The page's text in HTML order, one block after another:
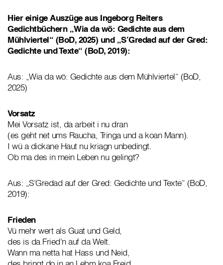
Hier einige Auszüge aus Ingeborg Reiters
Gedichtbüchern „Wia da wö: Gedichte aus dem
Mühlviertel“ (BoD, 2025) und „S’Gredad auf der Gred:
Gedichte und Texte“ (BoD, 2019):
Aus: „Wia da wö: Gedichte aus dem Mühlviertel“ (BoD,
2025)
Vorsatz
Mei Vorsatz ist, da arbeit i nu dran
(es geht net ums Raucha, Tringa und a koan Mann).
I wü a dickane Haut nu kriagn unbedingt.
Ob ma des in mein Leben nu gelingt?
Aus: „S’Gredad auf der Gred: Gedichte und Texte“ (BoD,
2019):
Frieden
Vü mehr wert als Guat und Geld,
des is da Fried’n auf da Welt.
Wann ma netta hat Hass und Neid,